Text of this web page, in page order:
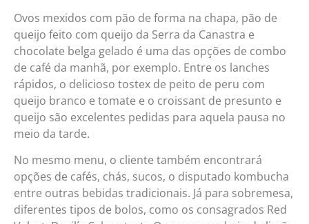
Ovos mexidos com pão de forma na chapa, pão de
queijo feito com queijo da Serra da Canastra e
chocolate belga gelado é uma das opções de combo
de café da manhã, por exemplo. Entre os lanches
rápidos, o delicioso tostex de peito de peru com
queijo branco e tomate e o croissant de presunto e
queijo são excelentes pedidas para aquela pausa no
meio da tarde.
No mesmo menu, o cliente também encontrará
opções de cafés, chás, sucos, o disputado kombucha
entre outras bebidas tradicionais. Já para sobremesa,
diferentes tipos de bolos, como os consagrados Red